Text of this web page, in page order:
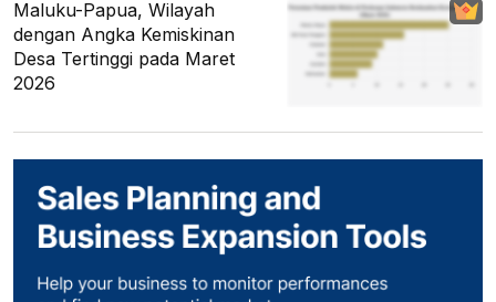
Maluku-Papua, Wilayah
dengan Angka Kemiskinan
Desa Tertinggi pada Maret
2026